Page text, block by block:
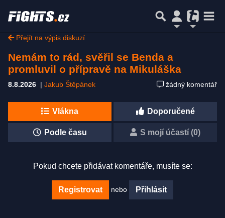
Přejít na výpis diskuzí
Nemám to rád, svěřil se Benda a
promluvil o přípravě na Mikuláška
8.8.2026 | Jakub Štěpánek žádný komentář
Vlákna Doporučené
Podle času S mojí účastí (0)
Pokud chcete přidávat komentáře, musíte se:
Registrovat nebo Přihlásit